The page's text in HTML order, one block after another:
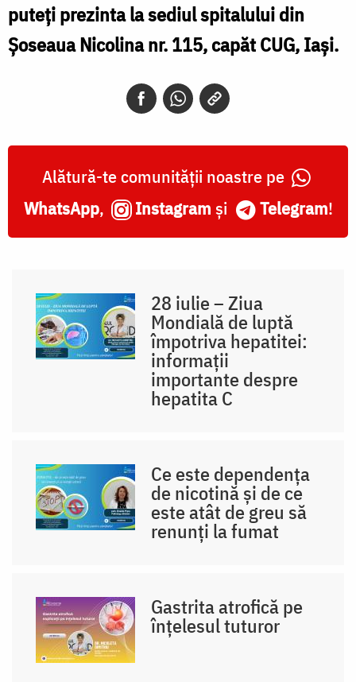
puteți prezinta la sediul spitalului din
Şoseaua Nicolina nr. 115, capăt CUG, Iași.
Alătură-te comunității noastre pe
WhatsApp, Instagram și Telegram!
28 iulie – Ziua
Mondială de luptă
împotriva hepatitei:
informații
importante despre
hepatita C
Ce este dependența
de nicotină și de ce
este atât de greu să
renunți la fumat
Gastrita atrofică pe
înțelesul tuturor